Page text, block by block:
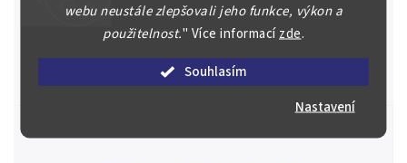
webu neustále zlepšovali jeho funkce, výkon a
použitelnost." Více informacízde.
Souhlasím
Nastavení
Jsme zde pro Vás nepřetržitě již od roku 2000
Během té doby jsme v našich aukcích prodali významné sbírky i
jednotlivé kusy unikátních mincí, bankovek, řádů a vyznamenání
za rekordní ceny.